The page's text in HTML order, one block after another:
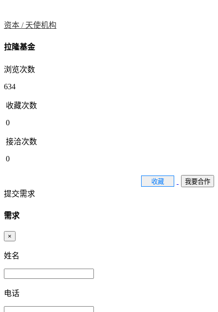
资本 / 天使机构
拉隆基金
浏览次数
634
收藏次数
0
接洽次数
0
收藏 我要合作
提交需求
需求
×
姓名
电话